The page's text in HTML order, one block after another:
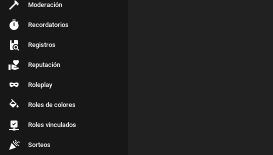
Moderación
Recordatorios
Registros
Reputación
Roleplay
Roles de colores
Roles vinculados
Sorteos